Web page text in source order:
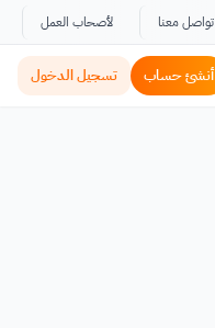
تواصل معنا لأصحاب العمل
أنشئ حساب تسجيل الدخول